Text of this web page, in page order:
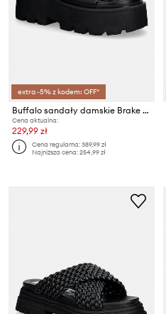
extra -5% z kodem: OFF*
Buffalo sandały damskie Brake Sandal
Cena aktualna:
229,99 zł
Cena regularna:389,99 zł
Najniższa cena:254,99 zł